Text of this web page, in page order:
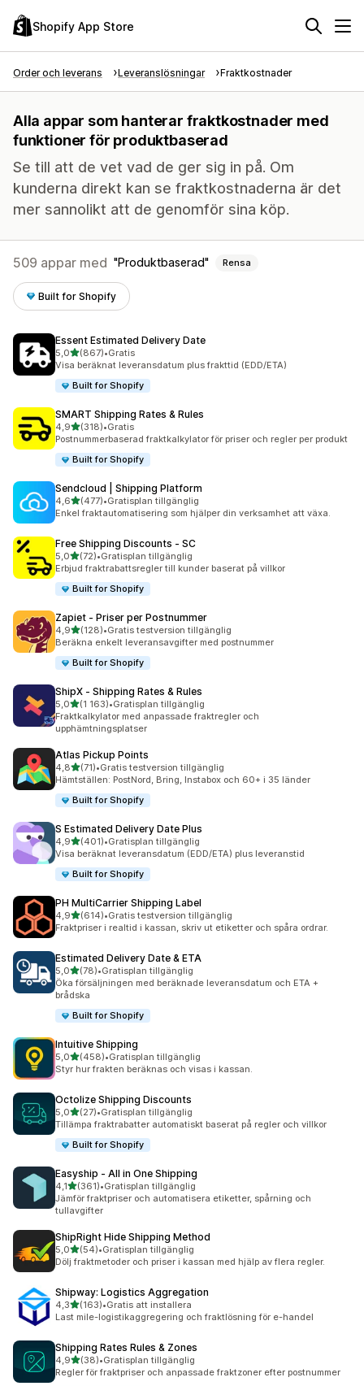
Shopify App Store
Order och leverans Leveranslösningar Fraktkostnader
Alla appar som hanterar fraktkostnader med
funktioner för produktbaserad
Se till att de vet vad de ger sig in på. Om
kunderna direkt kan se fraktkostnaderna är det
mer sannolikt att de genomför sina köp.
509 appar med Produktbaserad Rensa
Built for Shopify
Essent Estimated Delivery Date
5,0av 5 stjärnor
(867)
867 recensioner totalt
•Gratis
Visa beräknat leveransdatum plus frakttid (EDD/ETA)
Built for Shopify
SMART Shipping Rates & Rules
4,9av 5 stjärnor
(318)
318 recensioner totalt
•Gratis
Postnummerbaserad fraktkalkylator för priser och regler per produkt
Built for Shopify
Sendcloud | Shipping Platform
4,6av 5 stjärnor
(477)
477 recensioner totalt
•Gratisplan tillgänglig
Enkel fraktautomatisering som hjälper din verksamhet att växa.
Free Shipping Discounts ‑ SC
5,0av 5 stjärnor
(72)
72 recensioner totalt
•Gratisplan tillgänglig
Erbjud fraktrabattsregler till kunder baserat på villkor
Built for Shopify
Zapiet ‑ Priser per Postnummer
4,9av 5 stjärnor
(128)
128 recensioner totalt
•Gratis testversion tillgänglig
Beräkna enkelt leveransavgifter med postnummer
Built for Shopify
ShipX ‑ Shipping Rates & Rules
5,0av 5 stjärnor
(1 163)
1163 recensioner totalt
•Gratisplan tillgänglig
Fraktkalkylator med anpassade fraktregler och
upphämtningsplatser
Atlas Pickup Points
4,8av 5 stjärnor
(71)
71 recensioner totalt
•Gratis testversion tillgänglig
Hämtställen: PostNord, Bring, Instabox och 60+ i 35 länder
Built for Shopify
S Estimated Delivery Date Plus
4,9av 5 stjärnor
(401)
401 recensioner totalt
•Gratisplan tillgänglig
Visa beräknat leveransdatum (EDD/ETA) plus leveranstid
Built for Shopify
PH MultiCarrier Shipping Label
4,9av 5 stjärnor
(614)
614 recensioner totalt
•Gratis testversion tillgänglig
Fraktpriser i realtid i kassan, skriv ut etiketter och spåra ordrar.
Estimated Delivery Date & ETA
5,0av 5 stjärnor
(78)
78 recensioner totalt
•Gratisplan tillgänglig
Öka försäljningen med beräknade leveransdatum och ETA +
brådska
Built for Shopify
Intuitive Shipping
5,0av 5 stjärnor
(458)
458 recensioner totalt
•Gratisplan tillgänglig
Styr hur frakten beräknas och visas i kassan.
Octolize Shipping Discounts
5,0av 5 stjärnor
(27)
27 recensioner totalt
•Gratisplan tillgänglig
Tillämpa fraktrabatter automatiskt baserat på regler och villkor
Built for Shopify
Easyship ‑ All in One Shipping
4,1av 5 stjärnor
(361)
361 recensioner totalt
•Gratisplan tillgänglig
Jämför fraktpriser och automatisera etiketter, spårning och
tullavgifter
ShipRight Hide Shipping Method
5,0av 5 stjärnor
(54)
54 recensioner totalt
•Gratisplan tillgänglig
Dölj fraktmetoder och priser i kassan med hjälp av flera regler.
Shipway: Logistics Aggregation
4,3av 5 stjärnor
(163)
163 recensioner totalt
•Gratis att installera
Last mile-logistikaggregering och fraktlösning för e-handel
Shipping Rates Rules & Zones
4,9av 5 stjärnor
(38)
38 recensioner totalt
•Gratisplan tillgänglig
Regler för fraktpriser och anpassade fraktzoner efter postnummer